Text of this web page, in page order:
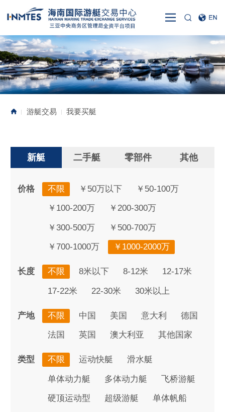
| 游艇交易 | 我要买艇
新艇 二手艇 零部件 其他
价格 不限 ￥50万以下 ￥50-100万
￥100-200万 ￥200-300万
￥300-500万 ￥500-700万
￥700-1000万 ￥1000-2000万
长度 不限 8米以下 8-12米 12-17米
17-22米 22-30米 30米以上
产地 不限 中国 美国 意大利 德国
法国 英国 澳大利亚 其他国家
类型 不限 运动快艇 滑水艇
单体动力艇 多体动力艇 飞桥游艇
硬顶运动型 超级游艇 单体帆船